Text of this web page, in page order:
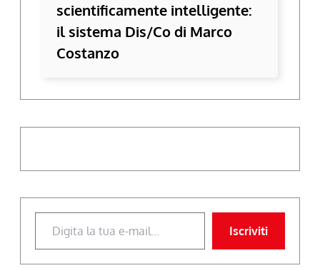
scientificamente intelligente:
il sistema Dis/Co di Marco
Costanzo
Digita la tua e-mail...
Iscriviti